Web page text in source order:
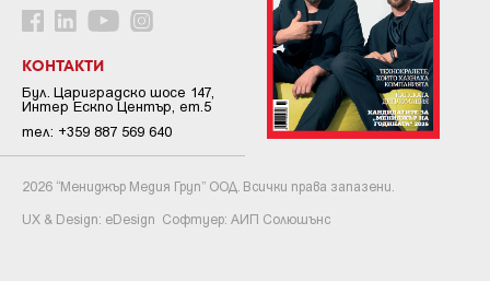
КОНТАКТИ
Бул. Цариградско шосе 147,
Интер Ескпо Център, ет.5
тел: +359 887 569 640
2026 “Мениджър Медия Груп” ООД. Всички права запазени.
UX & Design: eDesign Софтуер: АИП Солюшънс